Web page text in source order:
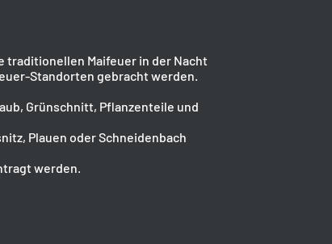
traditionellen Maifeuer in der Nacht
Standorten gebracht werden.
Grünschnitt, Pflanzenteile und
Plauen oder Schneidenbach
werden.